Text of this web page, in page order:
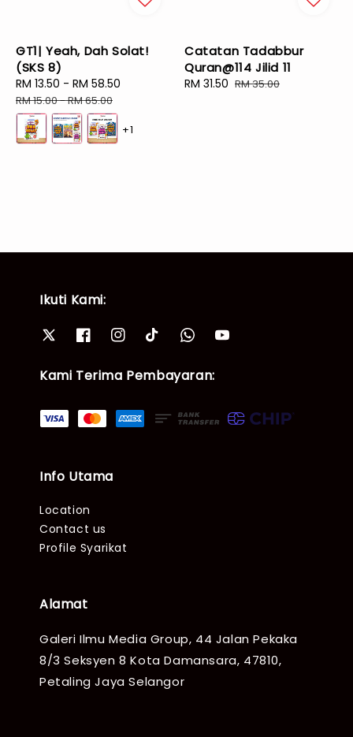
GT1| Yeah, Dah Solat!
(SKS 8)
Sale
price
RM 13.50 - RM 58.50
RM 15.00-RM 65.00
+1
Catatan Tadabbur
Quran@114 Jilid 11
Sale
RM 31.50 Regular
RM 35.00
Ikuti Kami:
Kami Terima Pembayaran:
Info Utama
Location
Contact us
Profile Syarikat
Alamat
Galeri Ilmu Media Group, 44 Jalan Pekaka
8/3 Seksyen 8 Kota Damansara, 47810,
Petaling Jaya Selangor